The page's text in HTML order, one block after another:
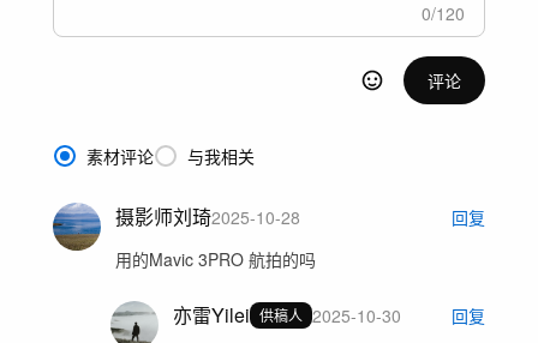
0/120
评论
素材评论 与我相关
摄影师刘琦2025-10-28
回复
用的Mavic 3PRO 航拍的吗
亦雷Yilei 供稿人 2025-10-30
回复